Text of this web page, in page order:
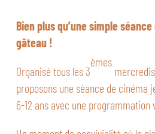
Bien plus qu’une simple
gâteau !
Organisé tous les 3
èmes
proposons une séance de cinéma
6-12 ans avec une programmation